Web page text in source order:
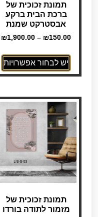
תמונת זכוכית של
ברכת הבית ברקע
אבסטרקט שמנת
₪150.00
–
₪1,900.00
יש לבחור אפשרויות
תמונת זכוכית של
מזמור לתודה בורדו